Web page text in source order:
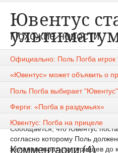
Ювентус
Rauf27 17-04-2012, 12:22
Новости
"Ювентус" собирается решить
определился со своим будущим.
Сообщается, что Ювентус
согласно которому Поль
желания играть за туринцев
Похожие новости
Официально: Поль Погба
«Ювентус» может объявить о
Поль Погба выбирает "Ювентус"
Ферги: «Погба в раздумьях»
Ювентус: Погба на прицеле
Комментарии (4)